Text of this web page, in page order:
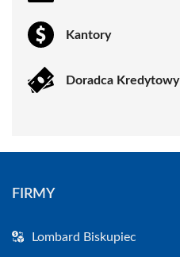
Kantory
Doradca Kredytowy
FIRMY
Lombard Biskupiec